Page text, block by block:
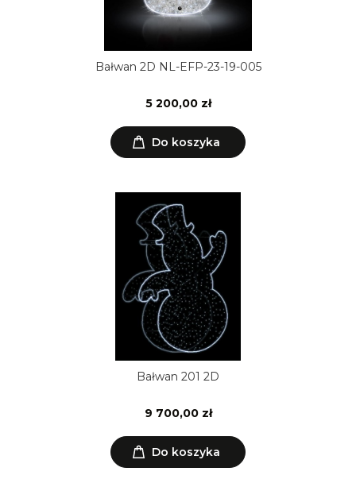
Bałwan 2D NL-EFP-23-19-005
5 200,00 zł
Do koszyka
Bałwan 201 2D
9 700,00 zł
Do koszyka